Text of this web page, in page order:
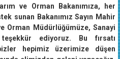
sunan Bakanımız Sayın Mahir
Orman Müdürlüğümüze, Sanayi
ediyoruz. Bu fırsatı
hepimiz üzerimize düşen
elimizden geleni yapacağız.